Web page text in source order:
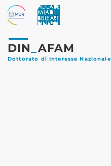
DIN AFAM
Dottorato di Interesse Nazionale